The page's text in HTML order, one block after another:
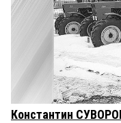
Константин